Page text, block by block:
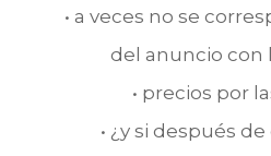
• a veces no se
del anuncio con
• precios por
• ¿y si después